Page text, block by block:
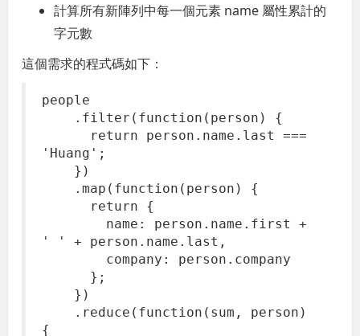
計算所有新陣列中每一個元素 name 屬性累計的
字元數
這個需求的程式碼如下：
people
.filter(function(person) {
return person.name.last ===
'Huang';
})
.map(function(person) {
return {
name: person.name.first +
' ' + person.name.last,
company: person.company
};
})
.reduce(function(sum, person)
{